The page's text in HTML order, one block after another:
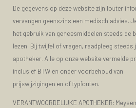
De gegevens op deze website zijn louter
vervangen geenszins een medisch advies.
het gebruik van geneesmiddelen steeds de
lezen. Bij twijfel of vragen, raadpleeg steeds
apotheker. Alle op onze website vermelde
inclusief BTW en onder voorbehoud van
prijswijzigingen en of typfouten.
VERANTWOORDELIJKE APOTHEKER: